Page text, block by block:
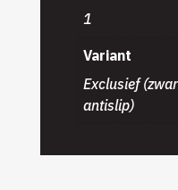
1
Variant
Exclusief
antislip)